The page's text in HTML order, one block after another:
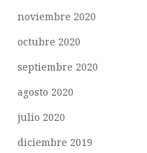
noviembre 2020
octubre 2020
septiembre 2020
agosto 2020
julio 2020
diciembre 2019